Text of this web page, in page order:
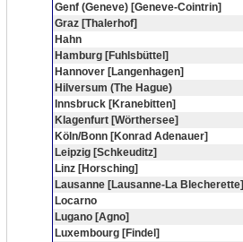
Genf (Geneve) [Geneve-Cointrin]
Graz [Thalerhof]
Hahn
Hamburg [Fuhlsbüttel]
Hannover [Langenhagen]
Hilversum (The Hague)
Innsbruck [Kranebitten]
Klagenfurt [Wörthersee]
Köln/Bonn [Konrad Adenauer]
Leipzig [Schkeuditz]
Linz [Horsching]
Lausanne [Lausanne-La Blecherette]
Locarno
Lugano [Agno]
Luxembourg [Findel]